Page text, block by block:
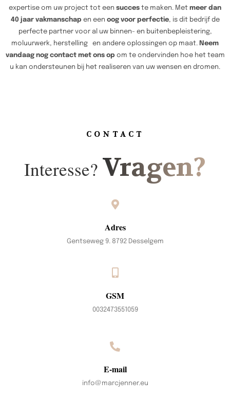
expertise om uw project tot een succes te maken. Met meer dan
40 jaar vakmanschap en een oog voor perfectie, is dit bedrijf de
perfecte partner voor al uw binnen- en buitenbepleistering,
moluurwerk, herstelling en andere oplossingen op maat. Neem
vandaag nog contact met ons op om te ondervinden hoe het team
u kan ondersteunen bij het realiseren van uw wensen en dromen.
CONTACT
Interesse? Vragen?
Adres
Gentseweg 9. 8792 Desselgem
GSM
0032473551059
E-mail
info@marcjenner.eu